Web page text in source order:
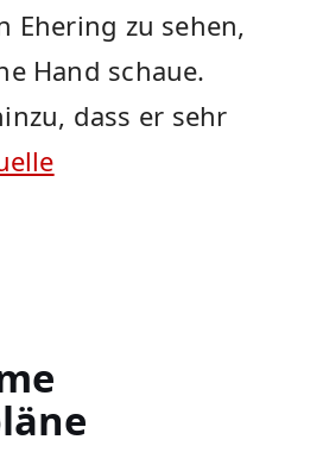
Ehering zu sehen,
Hand schaue.
dass ⁢er sehr